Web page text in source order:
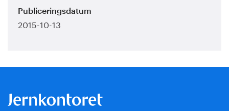
Publiceringsdatum
2015-10-13